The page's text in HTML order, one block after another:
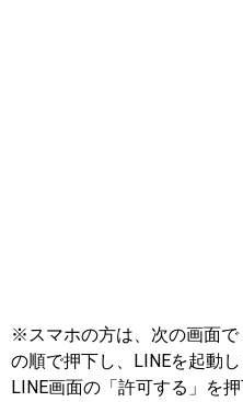
※スマホの方は、次の画面
の順で押下し、LINEを起動し
LINE画面の「許可する」を